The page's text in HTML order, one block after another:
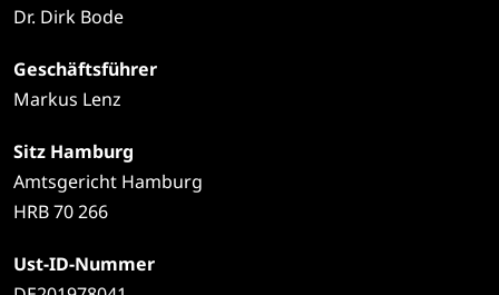
Dr. Dirk Bode
Geschäftsführer
Markus Lenz
Sitz Hamburg
Amtsgericht Hamburg
HRB 70 266
Ust-ID-Nummer